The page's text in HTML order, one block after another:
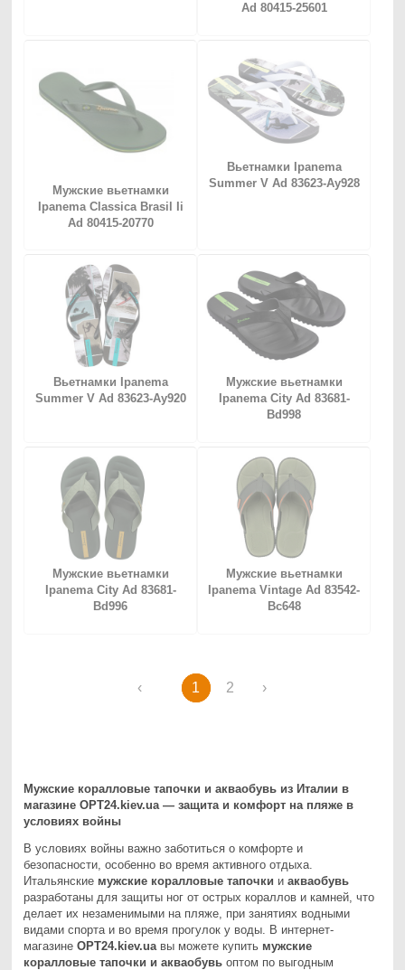
Ad 80415-25601
Мужские вьетнамки
Ipanema Classica Brasil Ii
Ad 80415-20770
Вьетнамки Ipanema
Summer V Ad 83623-Ay928
Вьетнамки Ipanema
Summer V Ad 83623-Ay920
Мужские вьетнамки
Ipanema City Ad 83681-
Bd998
Мужские вьетнамки
Ipanema City Ad 83681-
Bd996
Мужские вьетнамки
Ipanema Vintage Ad 83542-
Bc648
‹ 1 2 ›
Мужские коралловые тапочки иакваобувь из Италии в
магазине OPT24.kiev.ua — защита и комфорт на пляже в
условиях войны
В условиях войны важно заботиться о комфорте и
безопасности, особенно во время активного отдыха.
Итальянские мужские коралловые тапочки иакваобувь
разработаны для защиты ног от острых кораллов и камней, что
делает их незаменимыми на пляже, при занятиях водными
видами спорта и во время прогулок у воды. В интернет-
магазинеOPT24.kiev.ua вы можете купить мужские
коралловые тапочки иакваобувь оптом по выгодным